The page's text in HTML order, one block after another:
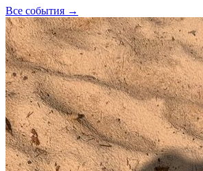
Все события →